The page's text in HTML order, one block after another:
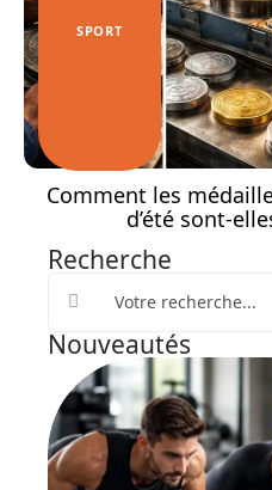
SPORT
Comment les
d’été sont-
Recherche
Nouveautés